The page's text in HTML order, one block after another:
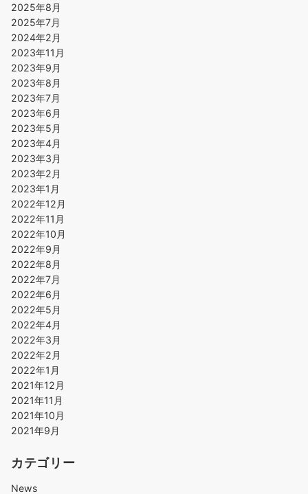
2025年8月
2025年7月
2024年2月
2023年11月
2023年9月
2023年8月
2023年7月
2023年6月
2023年5月
2023年4月
2023年3月
2023年2月
2023年1月
2022年12月
2022年11月
2022年10月
2022年9月
2022年8月
2022年7月
2022年6月
2022年5月
2022年4月
2022年3月
2022年2月
2022年1月
2021年12月
2021年11月
2021年10月
2021年9月
カテゴリー
News